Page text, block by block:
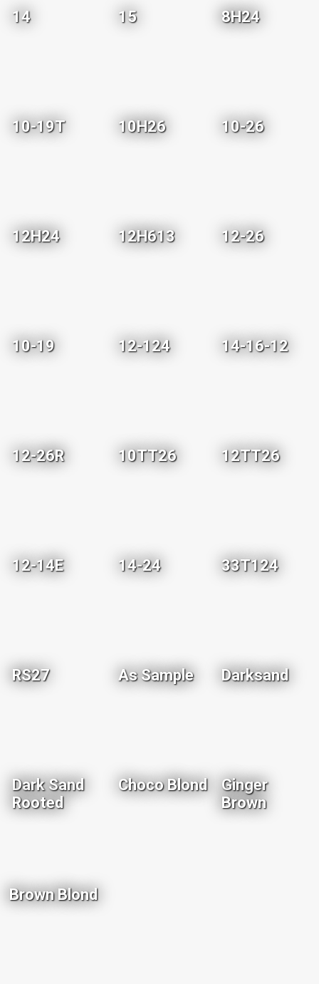
14 15 8H24
10-19T 10H26 10-26
12H24 12H613 12-26
10-19 12-124 14-16-12
12-26R 10TT26 12TT26
12-14E 14-24 33T124
RS27 As Sample Darksand
Dark Sand
Rooted
Choco Blond
Ginger
Brown
Brown Blond